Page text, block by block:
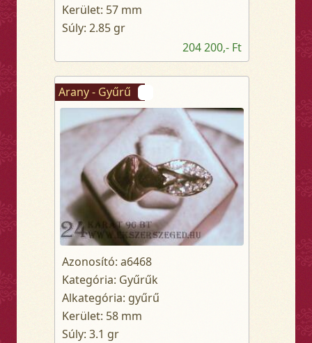
Kerület: 57 mm
Súly: 2.85 gr
204 200,- Ft
Arany - Gyűrű
Azonosító: a6468
Kategória: Gyűrűk
Alkategória: gyűrű
Kerület: 58 mm
Súly: 3.1 gr